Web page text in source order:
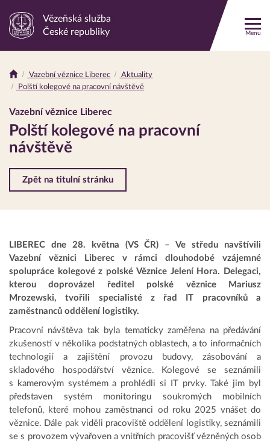
Odkaz
stránku
Vězeňská služba
České republiky
Menu
Drobečková
Vazební věznice Liberec
Aktuality
Polští kolegové na pracovní návštěvě
Vazební věznice Liberec
Polští kolegové na pracovní
návštěvě
Zpět na titulní stránku
LIBEREC dne 28. května (VS ČR) – Ve středu navštívili
Vazební věznici Liberec v rámci dlouhodobé vzájemné
spolupráce kolegové z polské Věznice Jelení Hora. Delegaci,
kterou doprovázel ředitel polské věznice Mariusz
Mrozewski, tvořili specialisté z řad IT pracovníků a
zaměstnanců oddělení logistiky.
Pracovní návštěva tak byla tematicky zaměřena na předávání
zkušeností v několika podstatných oblastech, a to informačních
technologií a zajištění provozu budovy, zásobování a
skladového hospodářství věznice. Kolegové se seznámili
s kamerovým systémem a prohlédli si IT prvky. Také jim byl
představen systém monitoringu soukromých mobilních
telefonů, které mohou zaměstnanci od roku 2025 vnášet do
věznice. Dále pak viděli pracoviště oddělení logistiky, seznámili
se s provozem vývařoven a vnitřních pracovišť vězněných osob